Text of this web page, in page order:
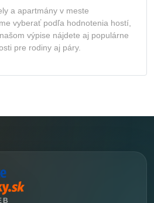
a apartmány v meste
vyberať podľa hodnotenia hostí,
výpise nájdete aj populárne
pre rodiny aj páry.